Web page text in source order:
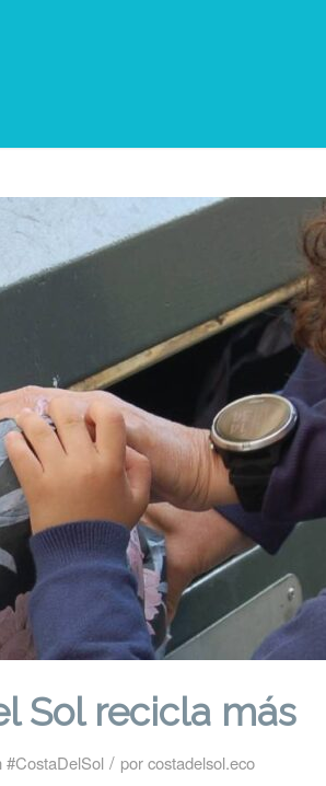
Sol recicla más
#CostaDelSol / porcostadelsol.eco